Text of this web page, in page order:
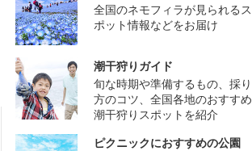
全国のネモフィラが見られるス
ポット情報などをお届け
潮干狩りガイド
旬な時期や準備するもの、採り
方のコツ、全国各地のおすすめ
潮干狩りスポットを紹介
ピクニックにおすすめの公園